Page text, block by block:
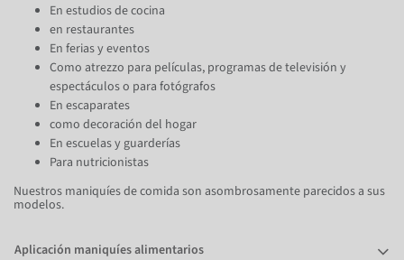
En estudios de cocina
en restaurantes
En ferias y eventos
Como atrezzo para películas, programas de televisión y
espectáculos o para fotógrafos
En escaparates
como decoración del hogar
En escuelas y guarderías
Para nutricionistas
Nuestros maniquíes de comida son asombrosamente parecidos a sus
modelos.
Aplicación maniquíes alimentarios